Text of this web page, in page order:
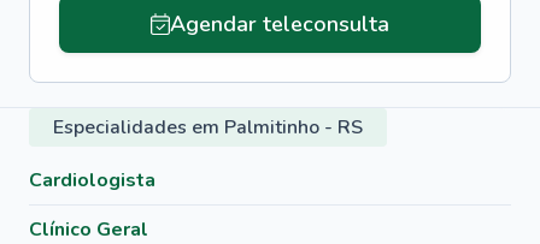
Agendar teleconsulta
Especialidades em Palmitinho - RS
Cardiologista
Clínico Geral